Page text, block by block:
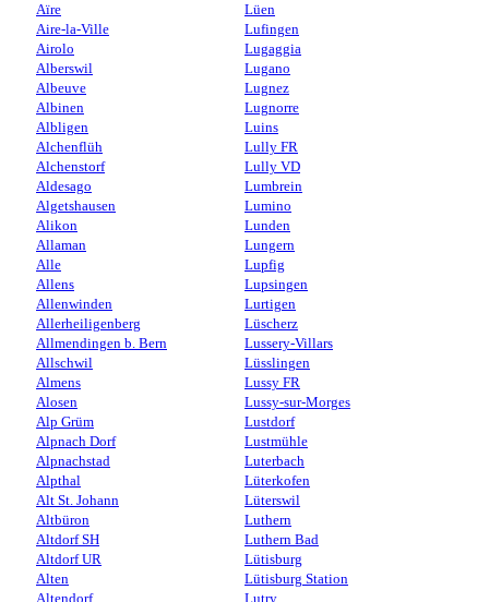
Aïre
Aire-la-Ville
Airolo
Alberswil
Albeuve
Albinen
Albligen
Alchenflüh
Alchenstorf
Aldesago
Algetshausen
Alikon
Allaman
Alle
Allens
Allenwinden
Allerheiligenberg
Allmendingen b. Bern
Allschwil
Almens
Alosen
Alp Grüm
Alpnach Dorf
Alpnachstad
Alpthal
Alt St. Johann
Altbüron
Altdorf SH
Altdorf UR
Alten
Altendorf
Lüen
Lufingen
Lugaggia
Lugano
Lugnez
Lugnorre
Luins
Lully FR
Lully VD
Lumbrein
Lumino
Lunden
Lungern
Lupfig
Lupsingen
Lurtigen
Lüscherz
Lussery-Villars
Lüsslingen
Lussy FR
Lussy-sur-Morges
Lustdorf
Lustmühle
Luterbach
Lüterkofen
Lüterswil
Luthern
Luthern Bad
Lütisburg
Lütisburg Station
Lutry